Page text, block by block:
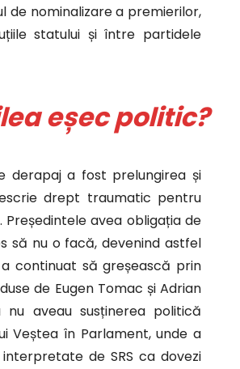
de nominalizare a premierilor,
statului și între partidele
eșec politic?
derapaj a fost prelungirea și
drept traumatic pentru
avea obligația de
să nu o facă, devenind astfel
continuat să greșească prin
de Eugen Tomac și Adrian
aveau susținerea politică
Veștea în Parlament, unde a
de SRS ca dovezi